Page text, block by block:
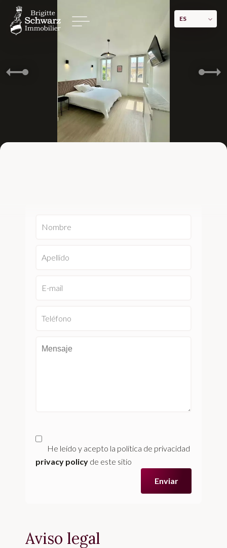
ES
He leído y acepto la política de privacidad
privacy policy de este sitio
Enviar
Aviso legal